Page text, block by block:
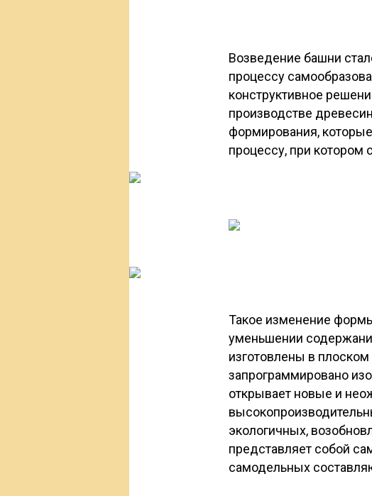
Возведение башни
процессу
конструктивное
производстве
формирования,
процессу, при котором
Такое изменение
уменьшении
изготовлены в
запрограммировано
открывает новые и
экологичных,
представляет собой
самодельных